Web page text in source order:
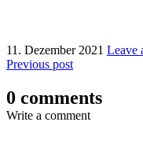
11. Dezember 2021 Leave
Previous post
0 comments
Write a comment